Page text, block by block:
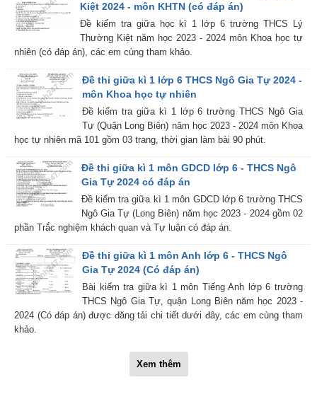
Kiệt 2024 - môn KHTN (có đáp án)
Đề kiểm tra giữa học kì 1 lớp 6 trường THCS Lý
Thường Kiệt năm học 2023 - 2024 môn Khoa học tự
nhiên (có đáp án), các em cùng tham khảo.
Đề thi giữa kì 1 lớp 6 THCS Ngô Gia Tự 2024 -
môn Khoa học tự nhiên
Đề kiểm tra giữa kì 1 lớp 6 trường THCS Ngô Gia
Tự (Quận Long Biên) năm học 2023 - 2024 môn Khoa
học tự nhiên mã 101 gồm 03 trang, thời gian làm bài 90 phút.
Đề thi giữa kì 1 môn GDCD lớp 6 - THCS Ngô
Gia Tự 2024 có đáp án
Đề kiểm tra giữa kì 1 môn GDCD lớp 6 trường THCS
Ngô Gia Tự (Long Biên) năm học 2023 - 2024 gồm 02
phần Trắc nghiệm khách quan và Tự luận có đáp án.
Đề thi giữa kì 1 môn Anh lớp 6 - THCS Ngô
Gia Tự 2024 (Có đáp án)
Bài kiểm tra giữa kì 1 môn Tiếng Anh lớp 6 trường
THCS Ngô Gia Tự, quận Long Biên năm học 2023 -
2024 (Có đáp án) được đăng tải chi tiết dưới đây, các em cùng tham
khảo.
Xem thêm